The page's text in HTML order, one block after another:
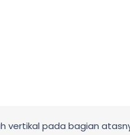
vertikal pada bagian